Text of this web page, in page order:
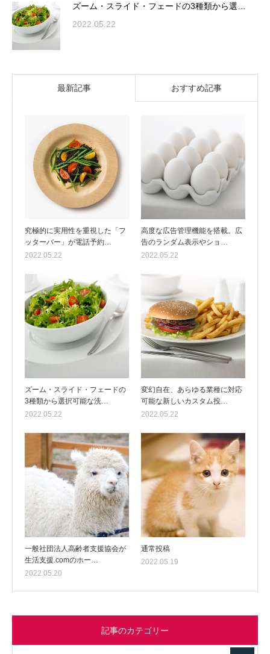
ズーム・スライド・フェードの3種類から選…
2022.05.22
最新記事 おすすめ記事
究極的に実用性を重視した「フ
ッターバー」が電話予約…
2022.05.22
高度な広告管理機能を搭載。広
告のランダム表示やショ…
2022.05.22
ズーム・スライド・フェードの
3種類から選択可能な洗…
2022.05.22
変幻自在、あらゆる業種に対応
可能な新しいカスタム投…
2022.05.22
一般社団法人高齢者支援協会が
生活支援.comのホー…
2022.05.20
通常投稿
2022.05.19
記事のカテゴリー